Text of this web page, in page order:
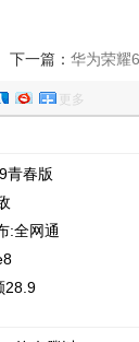
下一篇： 华为荣耀
更多
青春版
:全网通
28.9